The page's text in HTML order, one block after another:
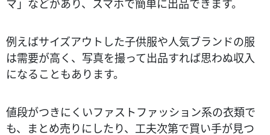
例えばサイズアウトした子供服や人気ブランドの服
は需要が高く、写真を撮って出品すれば思わぬ収入
になることもあります​。
値段がつきにくいファストファッション系の衣類で
も、まとめ売りにしたり、工夫次第で買い手が見つ